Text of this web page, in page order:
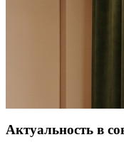
Актуальность в